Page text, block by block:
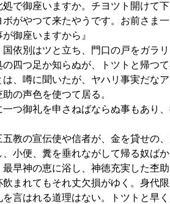
で御座いますか。チヨツト開けて下
がやつて来たやうです。お前さま
御座いますから』
依別はツと立ち、門口の戸をガラリ
四つ足か知らぬが、トツトと帰つて
は、噂に聞いたが、ヤハリ事実だな
の声色を使つて居る。
一つ御礼を申さねばならぬ事もあり
五教の宣伝使や信者が、金を貸せの
小便、糞を垂れながして帰る奴ば
早神の恵に浴し、神徳充実した杢
まれてもそれ丈欠損がゆく。身代
言はれる道理はない。トツトと早く